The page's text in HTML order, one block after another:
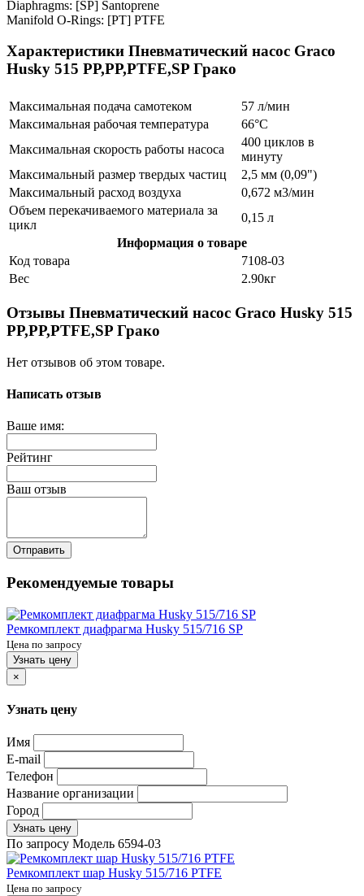
Diaphragms: [SP] Santoprene
Manifold O-Rings: [PT] PTFE
Характеристики Пневматический насос Graco
Husky 515 PP,PP,PTFE,SP Грако
Максимальная подача самотеком
57 л/мин
Максимальная рабочая температура
66°C
Максимальная скорость работы насоса
400 циклов в
минуту
Максимальный размер твердых частиц
2,5 мм (0,09")
Максимальный расход воздуха
0,672 м3/мин
Объем перекачиваемого материала за
цикл
0,15 л
Информация о товаре
Код товара
7108-03
Вес
2.90кг
Отзывы Пневматический насос Graco Husky 515
PP,PP,PTFE,SP Грако
Нет отзывов об этом товаре.
Написать отзыв
Ваше имя:
Рейтинг
Ваш отзыв
Отправить
Рекомендуемые товары
Ремкомплект диафрагма Husky 515/716 SP
Цена по запросу
Узнать цену
×
Узнать цену
Имя
E-mail
Телефон
Название организации
Город
Узнать цену
По запросу Модель 6594-03
Ремкомплект шар Husky 515/716 PTFE
Цена по запросу